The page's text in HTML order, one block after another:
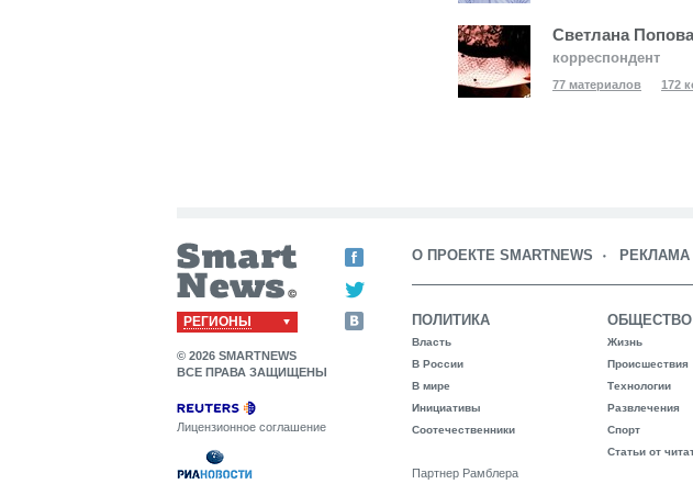
Светлана Попова
корреспондент
77 материалов 172
РЕГИОНЫ
© 2026 SMARTNEWS
ВСЕ ПРАВА ЗАЩИЩЕНЫ
Лицензионное соглашение
О ПРОЕКТЕ SMARTNEWS
ПОЛИТИКА
Власть
В России
В мире
Инициативы
Соотечественники
Партнер Рамблера
ОБЩЕСТВО
Жизнь
Происшествия
Технологии
Развлечения
Спорт
Статьи от